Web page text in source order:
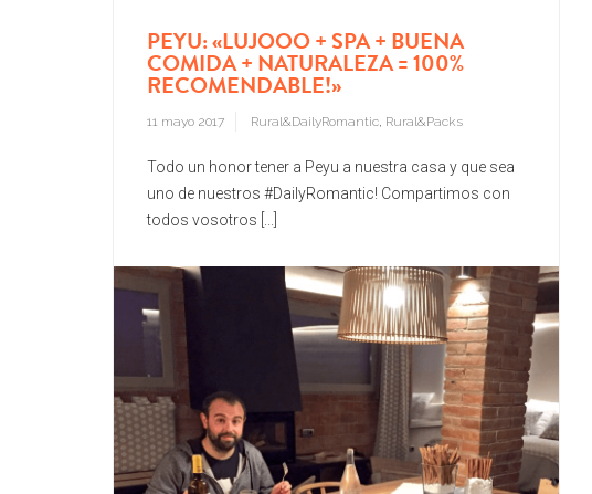
PEYU: «LUJOOO + SPA + BUENA
COMIDA + NATURALEZA = 100%
RECOMENDABLE!»
11 mayo 2017 Rural&DailyRomantic Rural&Packs
Todo un honor tener a Peyu a nuestra casa y que sea
uno de nuestros #DailyRomantic! Compartimos con
todos vosotros [...]